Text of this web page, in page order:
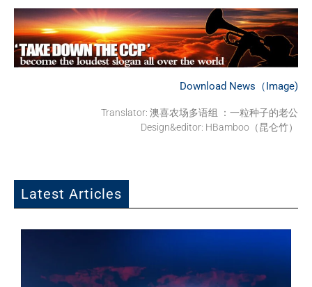
Download News（Image)
Translator: 澳喜农场多语组 ：一粒种子的老公
Design&editor: HBamboo（昆仑竹）
Latest Articles